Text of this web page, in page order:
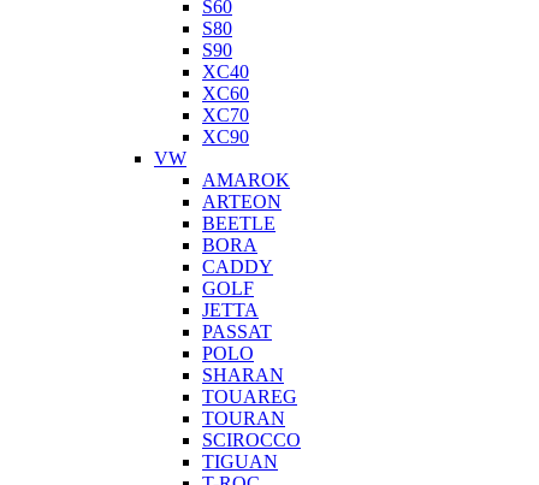
S60
S80
S90
XC40
XC60
XC70
XC90
VW
AMAROK
ARTEON
BEETLE
BORA
CADDY
GOLF
JETTA
PASSAT
POLO
SHARAN
TOUAREG
TOURAN
SCIROCCO
TIGUAN